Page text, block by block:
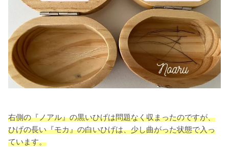
右側の『ノアル』の黒いひげは問題なく収まったのですが、
ひげの長い『モカ』の白いひげは、少し曲がった状態で入っ
ています。